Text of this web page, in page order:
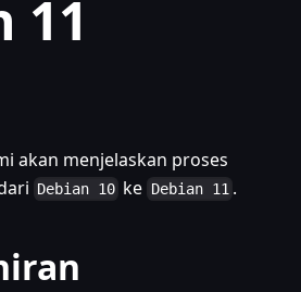
11
akan menjelaskan proses
Debian 10 ke Debian 11 .